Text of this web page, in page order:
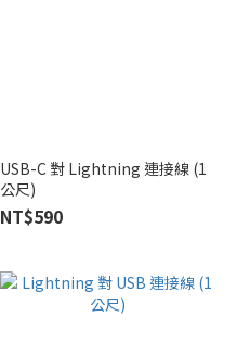
USB-C 對 Lightning 連接線 (1
公尺)
NT$590